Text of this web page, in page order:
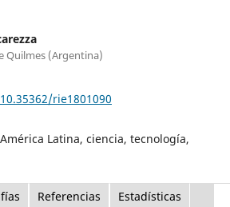
Quilmes (Argentina)
rie1801090
América Latina, ciencia, tecnología,
Referencias
Estadísticas